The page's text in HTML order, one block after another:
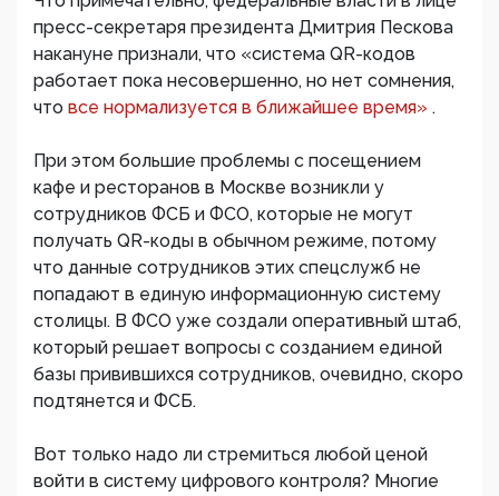
пресс-секретаря президента Дмитрия Пескова
накануне признали, что «система QR-кодов
работает пока несовершенно, но нет сомнения,
что все нормализуется в ближайшее время» .
При этом большие проблемы с посещением
кафе и ресторанов в Москве возникли у
сотрудников ФСБ и ФСО, которые не могут
получать QR-коды в обычном режиме, потому
что данные сотрудников этих спецслужб не
попадают в единую информационную систему
столицы. В ФСО уже создали оперативный штаб,
который решает вопросы с созданием единой
базы привившихся сотрудников, очевидно, скоро
подтянется и ФСБ.
Вот только надо ли стремиться любой ценой
войти в систему цифрового контроля? Многие